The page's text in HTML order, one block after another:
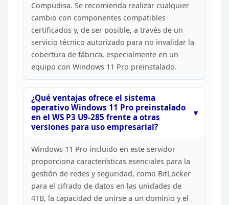
Compudisa. Se recomienda realizar cualquier
cambio con componentes compatibles
certificados y, de ser posible, a través de un
servicio técnico autorizado para no invalidar la
cobertura de fábrica, especialmente en un
equipo con Windows 11 Pro preinstalado.
¿Qué ventajas ofrece el sistema
operativo Windows 11 Pro preinstalado
en el WS P3 U9-285 frente a otras
versiones para uso empresarial?
Windows 11 Pro incluido en este servidor
proporciona características esenciales para la
gestión de redes y seguridad, como BitLocker
para el cifrado de datos en las unidades de
4TB, la capacidad de unirse a un dominio y el